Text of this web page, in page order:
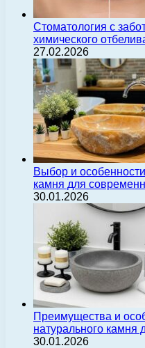
Стоматология с
химического
27.02.2026
Выбор и
камня для
30.01.2026
Преимущества и
натурального
30.01.2026